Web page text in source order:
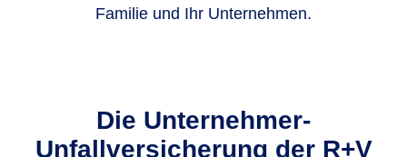
Familie und Ihr Unternehmen.
Die Unternehmer-
Unfallversicherung der R+V